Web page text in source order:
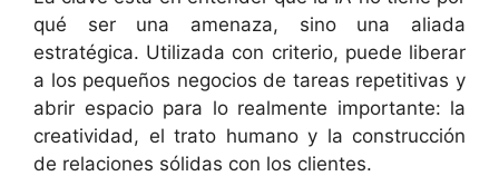
qué ser una amenaza, sino una aliada
estratégica. Utilizada con criterio, puede liberar
a los pequeños negocios de tareas repetitivas y
abrir espacio para lo realmente importante: la
creatividad, el trato humano y la construcción
de relaciones sólidas con los clientes.